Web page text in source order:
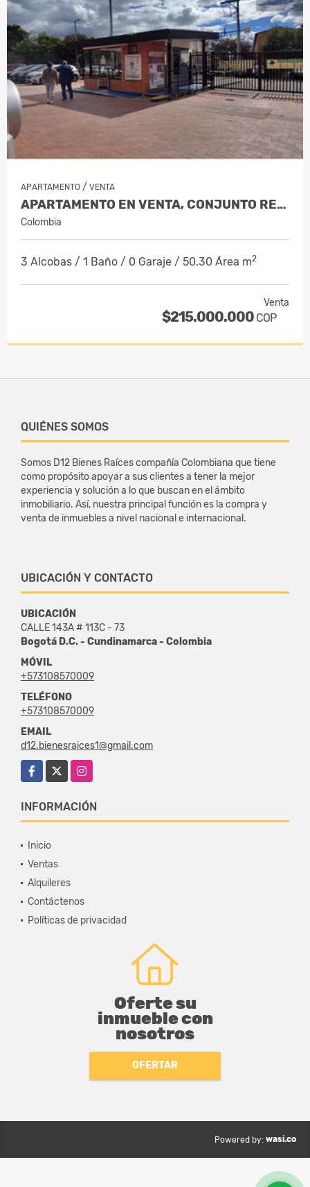
APARTAMENTO / VENTA
APARTAMENTO EN VENTA, CONJUNTO RESID…
Colombia
3 Alcobas / 1 Baño / 0 Garaje / 50.30 Área m2
Venta
$215.000.000 COP
QUIÉNES SOMOS
Somos D12 Bienes Raíces compañía Colombiana que tiene
como propósito apoyar a sus clientes a tener la mejor
experiencia y solución a lo que buscan en el ámbito
inmobiliario. Así, nuestra principal función es la compra y
venta de inmuebles a nivel nacional e internacional.
UBICACIÓN Y CONTACTO
UBICACIÓN
CALLE 143A # 113C - 73
Bogotá D.C. - Cundinamarca - Colombia
MÓVIL
+573108570009
TELÉFONO
+573108570009
EMAIL
d12.bienesraices1@gmail.com
Facebook
Instagram
INFORMACIÓN
Inicio
Ventas
Alquileres
Contáctenos
Políticas de privacidad
Oferte su
inmueble con
nosotros
OFERTAR
Powered by: wasi.co